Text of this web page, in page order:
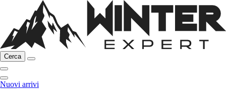
Cerca
Nuovi arrivi